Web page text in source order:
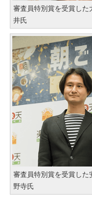
審査員特別賞を受賞した
井氏
審査員特別賞を受賞した
野寺氏